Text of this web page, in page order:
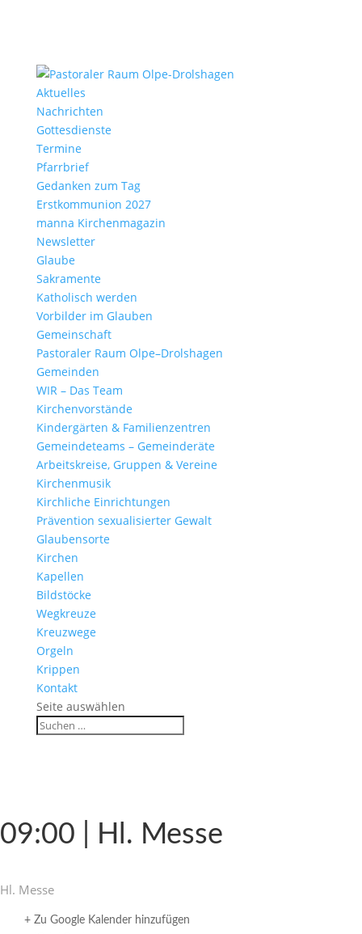
Aktu­elles
Nach­richten
Gottes­dienste
Termine
Pfarr­brief
Gedanken zum Tag
Erst­kom­mu­nion 2027
manna Kirchen­ma­gazin
News­letter
Glaube
Sakra­mente
Katho­lisch werden
Vorbilder im Glauben
Gemein­schaft
Pasto­raler Raum Olpe–Drolshagen
Gemeinden
WIR – Das Team
Kirchen­vor­stände
Kinder­gärten & Familienzentren
Gemein­de­teams – Gemeinderäte
Arbeits­kreise, Gruppen & Vereine
Kirchen­musik
Kirch­liche Einrichtungen
Präven­tion sexua­li­sierter Gewalt
Glau­ben­s­orte
Kirchen
Kapellen
Bild­stöcke
Wegkreuze
Kreuz­wege
Orgeln
Krippen
Kontakt
Seite auswählen
09:00 | Hl. Messe
Hl. Messe
+ Zu Google Kalender hinzufügen